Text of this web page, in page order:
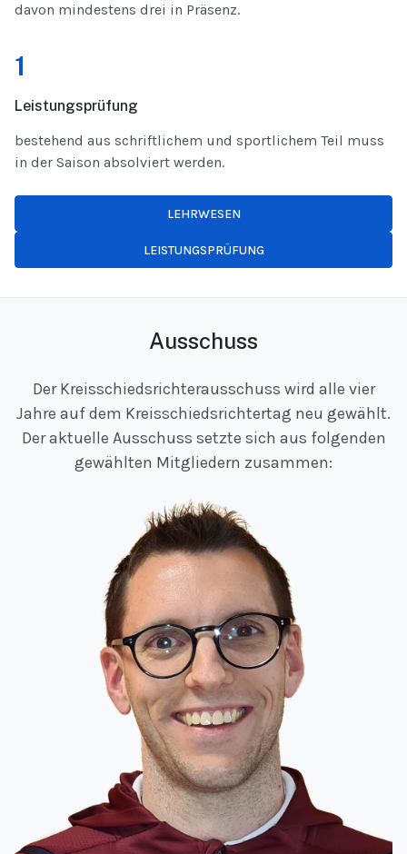
davon mindestens drei in Präsenz.
1
Leistungsprüfung
bestehend aus schriftlichem und sportlichem Teil muss
in der Saison absolviert werden.
LEHRWESEN
LEISTUNGSPRÜFUNG
Ausschuss
Der Kreisschiedsrichterausschuss wird alle vier
Jahre auf dem Kreisschiedsrichtertag neu gewählt.
Der aktuelle Ausschuss setzte sich aus folgenden
gewählten Mitgliedern zusammen: